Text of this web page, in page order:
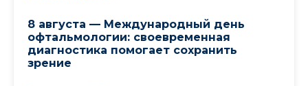
8 августа — Международный день
офтальмологии: своевременная
диагностика помогает сохранить
зрение